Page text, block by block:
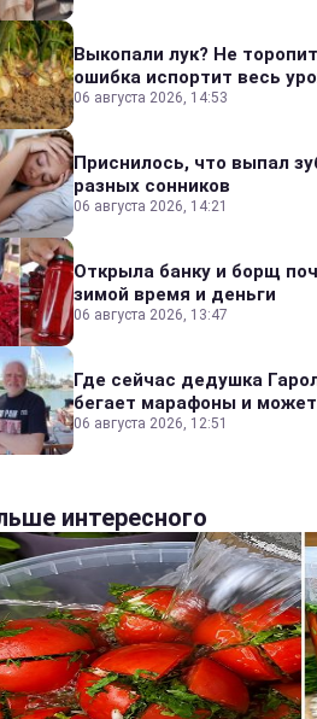
Выкопали лук? Не
ошибка испортит весь
06 августа 2026, 14:53
Приснилось, что выпал
разных сонников
06 августа 2026, 14:21
Открыла банку и борщ
зимой время и деньги
06 августа 2026, 13:47
Где сейчас дедушка
бегает марафоны и
06 августа 2026, 12:51
интересного